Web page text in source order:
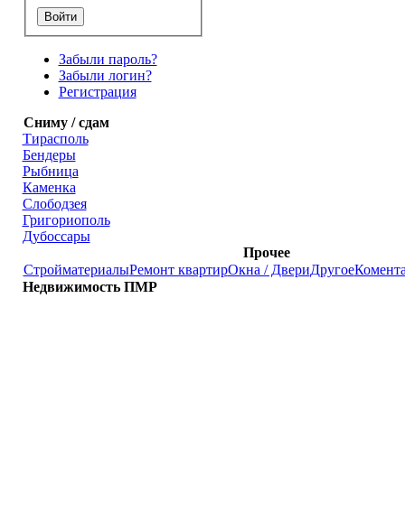
Забыли пароль?
Забыли логин?
Регистрация
Сниму / сдам
Тирасполь
Бендеры
Рыбница
Каменка
Слободзея
Григориополь
Дубоссары
Прочее
СтройматериалыРемонт квартирОкна / ДвериДругое
Недвижимость ПМР